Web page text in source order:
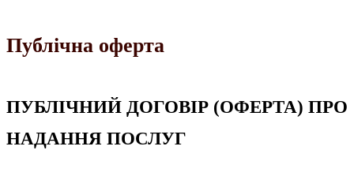
Публічна оферта
ПУБЛІЧНИЙ ДОГОВІР (ОФЕРТА) ПРО
НАДАННЯ ПОСЛУГ